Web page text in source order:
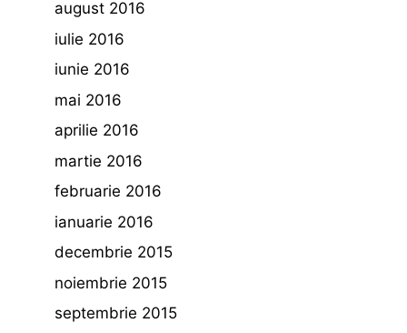
august 2016
iulie 2016
iunie 2016
mai 2016
aprilie 2016
martie 2016
februarie 2016
ianuarie 2016
decembrie 2015
noiembrie 2015
septembrie 2015